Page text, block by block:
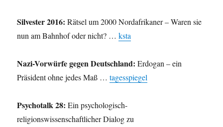
Silvester 2016: Rätsel um 2000 Nordafrikaner – Waren sie
nun am Bahnhof oder nicht? …ksta
Nazi-Vorwürfe gegen Deutschland: Erdogan – ein
Präsident ohne jedes Maß …tagesspiegel
Psychotalk 28: Ein psychologisch-
religionswissenschaftlicher Dialog zu